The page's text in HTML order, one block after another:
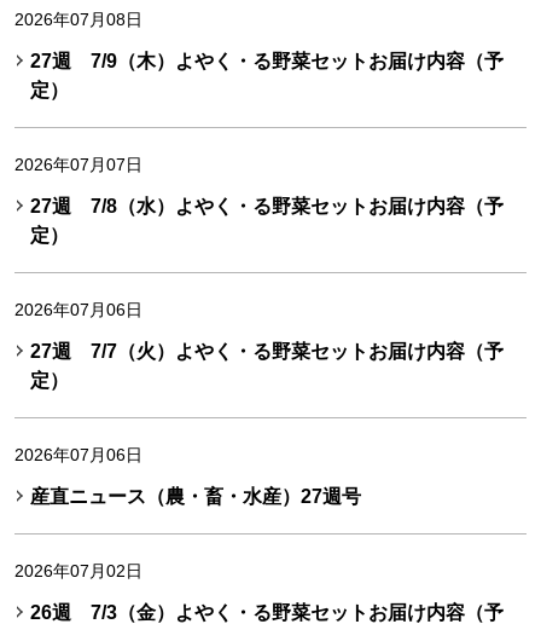
2026年07月08日
27週 7/9（木）よやく・る野菜セットお届け内容（予
定）
2026年07月07日
27週 7/8（水）よやく・る野菜セットお届け内容（予
定）
2026年07月06日
27週 7/7（火）よやく・る野菜セットお届け内容（予
定）
2026年07月06日
産直ニュース（農・畜・水産）27週号
2026年07月02日
26週 7/3（金）よやく・る野菜セットお届け内容（予